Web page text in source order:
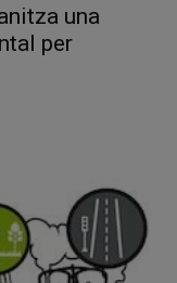
una
per